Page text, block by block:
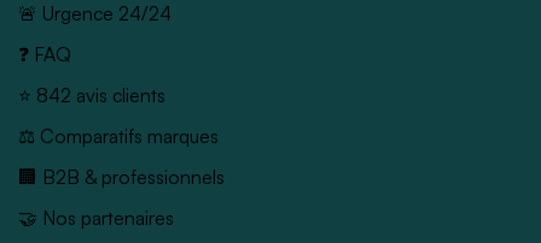
🚨 Urgence 24/24
❓ FAQ
⭐ 842 avis clients
⚖️ Comparatifs marques
🏢 B2B & professionnels
🤝 Nos partenaires